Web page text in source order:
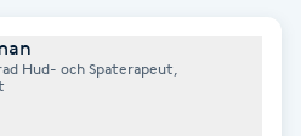
Hud- och Spaterapeut,